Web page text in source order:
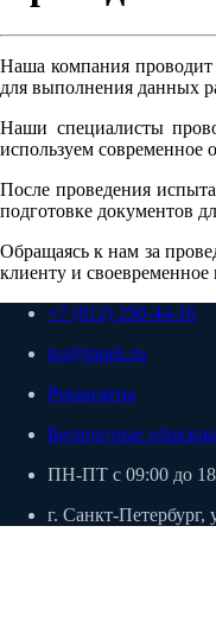
Наша компания проводит
для выполнения данных
Наши специалисты
используем современное
После проведения
подготовке документов
Обращаясь к нам за
клиенту и своевременное
+7 (812) 250-44-16
iot@innek.ru
Реквизиты
Бесплатные образцы
ПН-ПТ с 09:00 до
г. Санкт-